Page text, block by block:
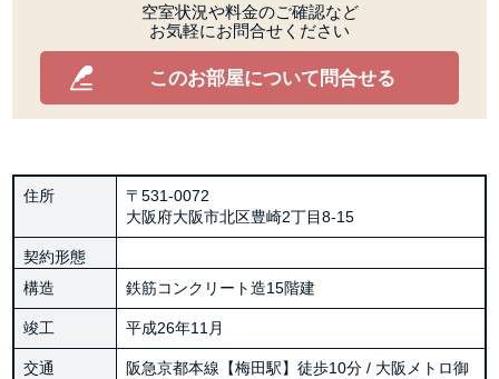
空室状況や料金のご確認など
お気軽にお問合せください
このお部屋について問合せる
住所
〒531-0072
大阪府大阪市北区豊崎2丁目8-15
契約形態
構造
鉄筋コンクリート造15階建
竣工 平成26年11月
交通
阪急京都本線【梅田駅】徒歩10分 / 大阪メトロ御